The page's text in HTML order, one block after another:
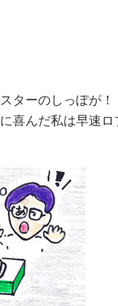
ターのしっぽが
喜んだ私は早速ロ